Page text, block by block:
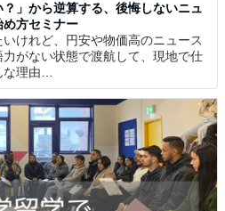
？」から逆算する、後悔しないニュ
め方セミナー
いけれど、円安や物価高のニュース
がない状態で渡航して、現地で仕
理由…